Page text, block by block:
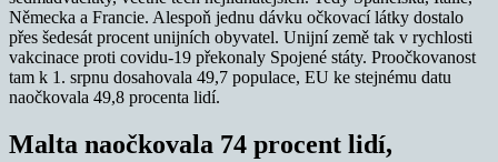
Německa a Francie. Alespoň jednu dávku očkovací látky dostalo
přes šedesát procent unijních obyvatel. Unijní země tak v rychlosti
vakcinace proti covidu-19 překonaly Spojené státy. Proočkovanost
tam k 1. srpnu dosahovala 49,7 populace, EU ke stejnému datu
naočkovala 49,8 procenta lidí.
Malta naočkovala 74 procent lidí,